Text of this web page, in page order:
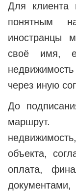
Для клиента
понятным
иностранцы
своё имя,
через иную
До
маршрут.
объекта,
оплата,
документами,